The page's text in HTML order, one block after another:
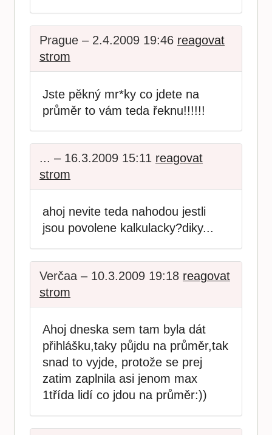
Prague – 2.4.2009 19:46 reagovat
strom
Jste pěkný mr*ky co jdete na
průměr to vám teda řeknu!!!!!!
... – 16.3.2009 15:11 reagovat
strom
ahoj nevite teda nahodou jestli
jsou povolene kalkulacky?diky...
Verčaa – 10.3.2009 19:18 reagovat
strom
Ahoj dneska sem tam byla dát
přihlášku,taky půjdu na průměr,tak
snad to vyjde, protože se prej
zatim zaplnila asi jenom max
1třída lidí co jdou na průměr:))